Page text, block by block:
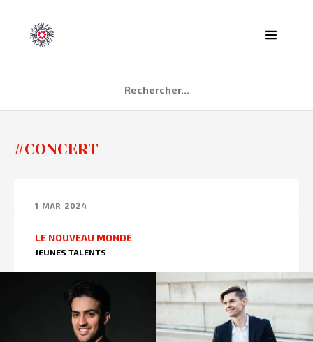
QUI SOMMES NOUS ?
CONTACT
#CONCERT
1 MAR 2024
LE NOUVEAU MONDE
JEUNES TALENTS